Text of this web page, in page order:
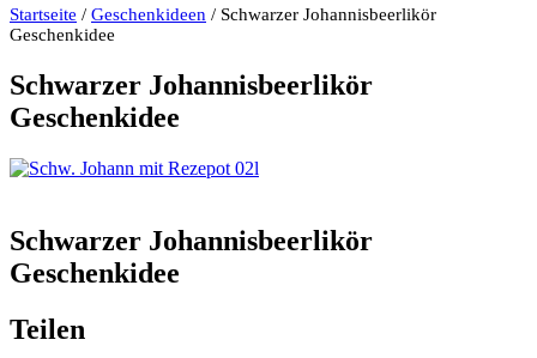
Startseite / Geschenkideen / Schwarzer Johannisbeerlikör
Geschenkidee
Schwarzer Johannisbeerlikör
Geschenkidee
Schwarzer Johannisbeerlikör
Geschenkidee
Teilen